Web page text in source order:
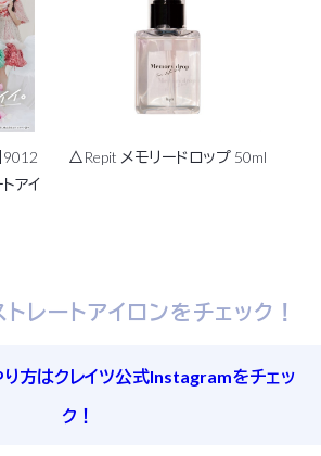
9012
アイ
△Repit メモリードロップ 50ml
レートアイロンをチェック！
方はクレイツ公式Instagramをチェッ
ク！